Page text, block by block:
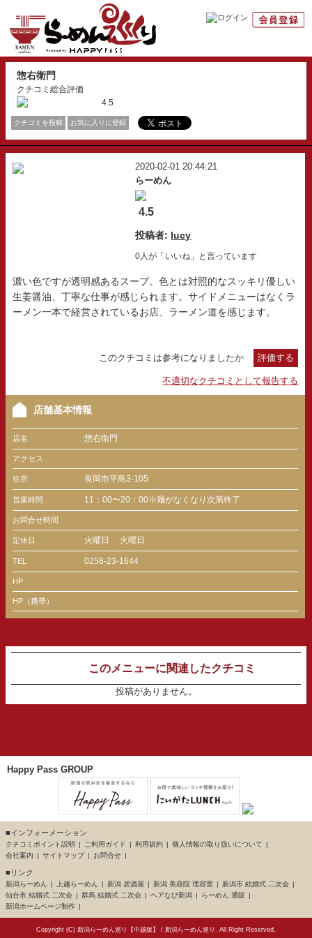
惣右衛門
クチコミ総合評価
4.5
クチコミを投稿 お気に入りに登録
2020-02-01 20:44:21
らーめん
4.5
投稿者: lucy
0人が「いいね」と言っています
濃い色ですが透明感あるスープ。色とは対照的なスッキリ優しい
生姜醤油、丁寧な仕事が感じられます。サイドメニューはなくラ
ーメン一本で経営されているお店、ラーメン道を感じます。
このクチコミは参考になりましたか 評価する
不適切なクチコミとして報告する
店舗基本情報
店名 惣右衛門
アクセス
住所 長岡市平島3-105
営業時間 11：00〜20：00※麺がなくなり次第終了
お問合せ時間
定休日 火曜日 火曜日
TEL 0258-23-1644
HP
HP（携帯）
このメニューに関連したクチコミ
投稿がありません。
Happy Pass GROUP
■インフォーメーション
クチコミポイント説明 ご利用ガイド 利用規約
個人情報の取り扱いについて
会社案内
サイトマップ お問合せ
■リンク
新潟らーめん 上越らーめん 新潟 居酒屋 新潟 美容院 理容室
新潟市 結婚式 二次会
仙台市 結婚式 二次会
群馬 結婚式 二次会 ヘアなび新潟
らーめん 通販
新潟ホームページ制作
Copyright (C) 新潟らーめん巡り【中越版】 / 新潟らーめん巡り . All Right Reserved.